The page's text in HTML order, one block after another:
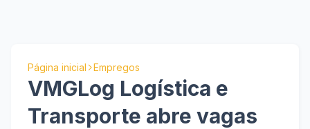
Página inicial Empregos
VMGLog Logística e
Transporte abre vagas